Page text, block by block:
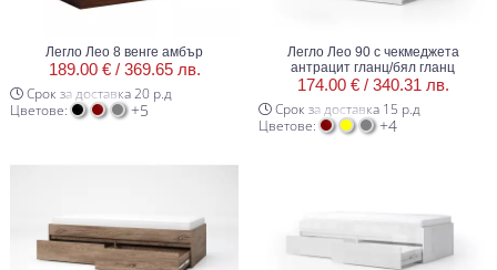
Легло Лео 8 венге амбър
189.00 € / 369.65 лв.
Срок за доставка 20 р.д
Цветове:
+5
Легло Лео 90 с чекмеджета
антрацит гланц/бял гланц
174.00 € / 340.31 лв.
Срок за доставка 15 р.д
Цветове:
+4